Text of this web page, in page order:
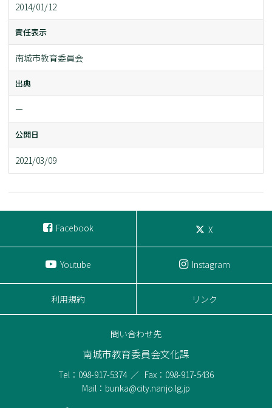
2014/01/12
責任表示
南城市教育委員会
出典
ー
公開日
2021/03/09
Facebook X
Youtube Instagram
利用規約 リンク
問い合わせ先
南城市教育委員会文化課
Tel：098-917-5374
Fax：098-917-5436
Mail：bunka@city.nanjo.lg.jp